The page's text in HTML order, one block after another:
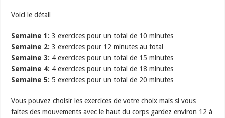
Voici le détail
Semaine 1: 3 exercices pour un total de 10 minutes
Semaine 2: 3 exercices pour 12 minutes au total
Semaine 3: 4 exercices pour un total de 15 minutes
Semaine 4: 4 exercices pour un total de 18 minutes
Semaine 5: 5 exercices pour un total de 20 minutes
Vous pouvez choisir les exercices de votre choix mais si vous
faites des mouvements avec le haut du corps gardez environ 12 à